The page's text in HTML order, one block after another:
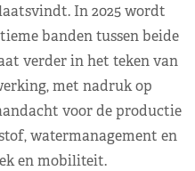
In 2025 wordt
banden tussen beide
verder in het teken van
met nadruk op
voor de productie
watermanagement en
en mobiliteit.